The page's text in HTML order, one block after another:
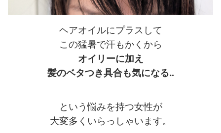
ヘアオイルにプラスして
この猛暑で汗もかくから
オイリーに加え
髪のベタつき具合も気になる‥
という悩みを持つ女性が
大変多くいらっしゃいます。